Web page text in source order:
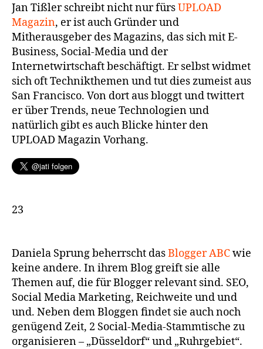
Jan Tißler schreibt nicht nur fürsUPLOAD
Magazin, er ist auch Gründer und
Mitherausgeber des Magazins, das sich mit E-
Business, Social-Media und der
Internetwirtschaft beschäftigt. Er selbst widmet
sich oft Technikthemen und tut dies zumeist aus
San Francisco. Von dort aus bloggt und twittert
er über Trends, neue Technologien und
natürlich gibt es auch Blicke hinter den
UPLOAD Magazin Vorhang.
23
Daniela Sprung beherrscht dasBlogger ABCwie
keine andere. In ihrem Blog greift sie alle
Themen auf, die für Blogger relevant sind. SEO,
Social Media Marketing, Reichweite und und
und. Neben dem Bloggen findet sie auch noch
genügend Zeit, 2 Social-Media-Stammtische zu
organisieren – „Düsseldorf“ und „Ruhrgebiet“.